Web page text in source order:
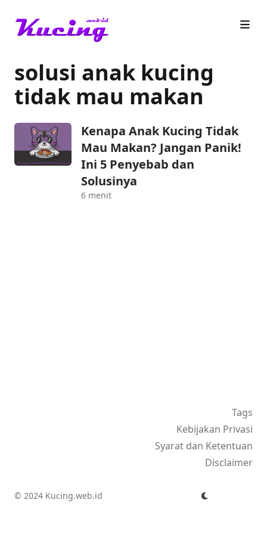
solusi anak kucing
tidak mau makan
Kenapa Anak Kucing Tidak
Mau Makan? Jangan Panik!
Ini 5 Penyebab dan
Solusinya
6 menit
Tags
Kebijakan Privasi
Syarat dan Ketentuan
Disclaimer
© 2024 Kucing.web.id